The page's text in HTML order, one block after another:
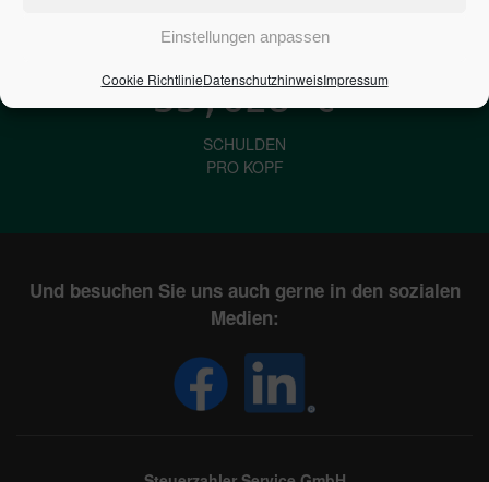
Einstellungen anpassen
Cookie RichtlinieDatenschutzhinweisImpressum
33,628€
SCHULDEN
PRO KOPF
Und besuchen Sie uns auch gerne in den sozialen
Medien: